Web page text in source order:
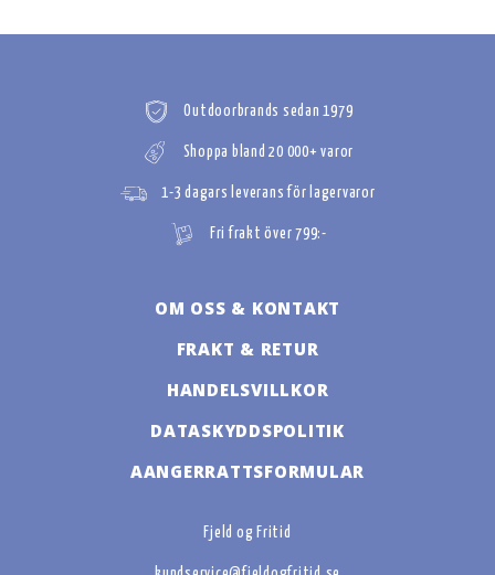
Outdoorbrands sedan 1979
Shoppa bland 20 000+ varor
1-3 dagars leverans för lagervaror
Fri frakt över 799:-
OM OSS & KONTAKT
FRAKT & RETUR
HANDELSVILLKOR
DATASKYDDSPOLITIK
AANGERRATTSFORMULAR
Fjeld og Fritid